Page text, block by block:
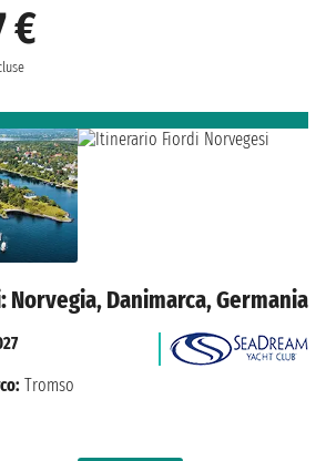
€
Norvegia, Danimarca, Germania
Tromso